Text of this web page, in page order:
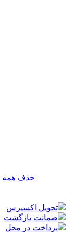
حذف همه
تحویل اکسپرس
ضمانت بازگشت
پرداخت در محل